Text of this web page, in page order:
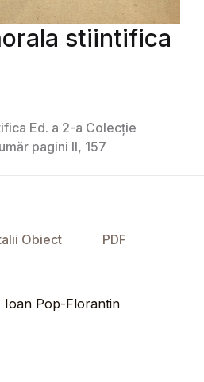
stiintifica
Ed. a 2-a Colecție
pagini II, 157
Obiect PDF
Ioan Pop-Florantin